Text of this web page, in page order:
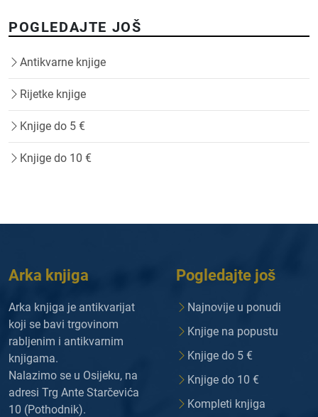
POGLEDAJTE JOŠ
Antikvarne knjige
Rijetke knjige
Knjige do 5 €
Knjige do 10 €
Arka knjiga
Arka knjiga je antikvarijat
koji se bavi trgovinom
rabljenim i antikvarnim
knjigama.
Nalazimo se u Osijeku, na
adresi Trg Ante Starčevića
10 (Pothodnik).
Pogledajte još
Najnovije u ponudi
Knjige na popustu
Knjige do 5 €
Knjige do 10 €
Kompleti knjiga